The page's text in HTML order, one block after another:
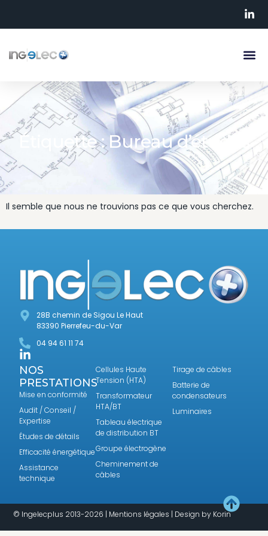
Étiquette : Bureau d’études
Il semble que nous ne trouvions pas ce que vous cherchez.
28B chemin de Sigou Le Haut
83390 Pierrefeu-du-Var
04 94 61 11 74
NOS
PRESTATIONS
Mise en conformité
Audit / Conseil /
Expertise
Études de détails
Efficacité énergétique
Assistance
technique
Cellules Haute
Tension (HTA)
Transformateur
HTA/BT
Tableau électrique
de distribution BT
Groupe électrogène
Cheminement de
câbles
Tirage de câbles
Batterie de
condensateurs
Luminaires
© Ingelecplus 2013-2026 | Mentions légales | Design by Korin